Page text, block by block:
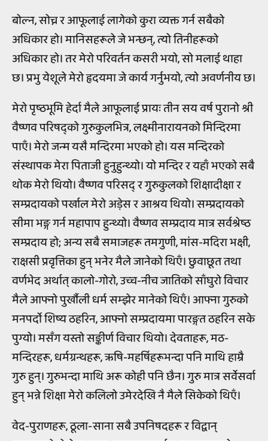
बोल्न, सोच्न र आफूलाई लागेको कुरा व्यक्त गर्न सबैको
अधिकार हो। मानिसहरूले जे भन्छन्, त्यो तिनीहरूको
अधिकार हो। तर मेरो परिवर्तन कसरी भयो, सो मलाई थाहा
छ। प्रभु येशूले मेरो हृदयमा जे कार्य गर्नुभयो, त्यो अवर्णनीय छ।
मेरो पृष्ठभूमि हेर्दा मैले आफूलाई प्रायः तीन सय वर्ष पुरानो श्री
वैष्णव परिषद्को गुरुकुलभित्र, लक्ष्मीनारायनको मिन्दिरमा
पाएँ। मेरो जन्म यसै मन्दिरमा भएको हो। यस मन्दिरको
संस्थापक मेरा पिताजी हुनुहुन्थ्यो। यो मन्दिर र यहाँ भएको सबै
थोक मेरो थियो। वैष्णव परिसद् र गुरुकुलको शिक्षादीक्षा र
सम्प्रदायको पर्खाल मेरो अड़ेस र आश्रय थियो। सम्प्रदायको
सीमा भङ्ग गर्न महापाप हुन्थ्यो। वैष्णव सम्प्रदाय मात्र सर्वश्रेष्ठ
सम्प्रदाय हो; अन्य सबै समाजहरू तमगुणी, मांस-मदिरा भक्षी,
राक्षसी प्रवृत्तिका हुन् भनेर मैले जानेको थिएँ। छुवाछूत तथा
वर्णभेद अर्थात् कालो-गोरो, उच्च-नीच जातिको साँघुरो विचार
मैले आफ्नो पुर्खौली धर्म सम्झेर मानेको थिएँ। आफ्ना गुरुको
मनपर्दो शिष्य ठहरिन, आफ्नो सम्प्रदायमा पारङ्गत ठहरिन सके
पुग्यो। मसँग यस्तो सङ्कीर्ण विचार थियो। देवताहरू, मठ-
मन्दिरहरू, धर्मग्रन्थहरू, ऋषि-महर्षिहरूभन्दा पनि माथि हाम्रै
गुरु हुन्। गुरुभन्दा माथि अरू कोही पनि छैन। गुरु मात्र सर्वेसर्वा
हुन् भन्ने शिक्षा मेरो कलिलो उमेरदेखि नै मैले सिकेको थिएँ।
वेद-पुराणहरू, ठूला-साना सबै उपनिषदहरू र विद्वान्